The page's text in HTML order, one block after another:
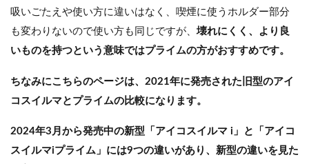
吸いごたえや使い方に違いはなく、喫煙に使うホルダー部分
も変わりないので使い方も同じですが、壊れにくく、より良
いものを持つという意味ではプライムの方がおすすめです。
ちなみにこちらのページは、2021年に発売された旧型のアイ
コスイルマとプライムの比較になります。
2024年3月から発売中の新型「アイコスイルマ i」と「アイコ
スイルマiプライム」には9つの違いがあり、新型の違いを見た